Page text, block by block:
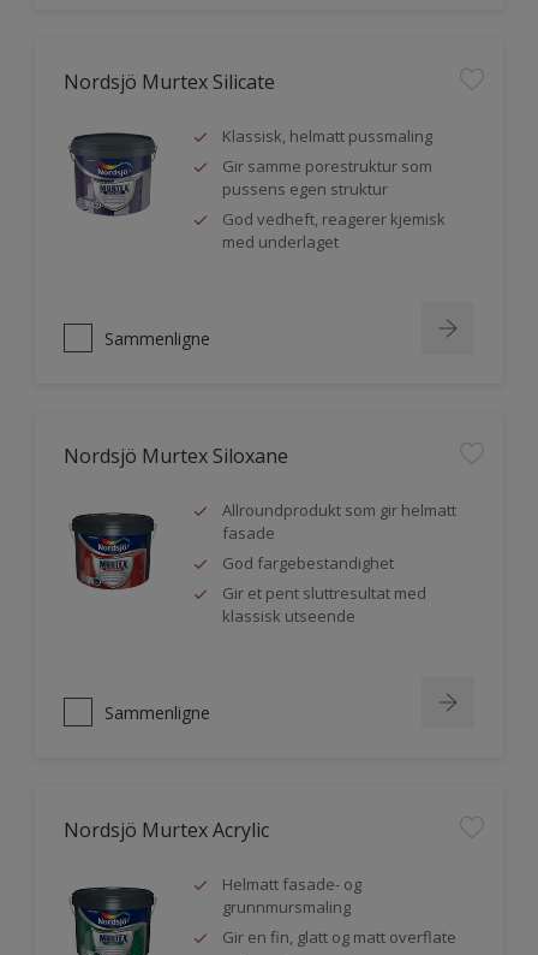
Nordsjö Murtex Silicate
Klassisk, helmatt pussmaling
Gir samme porestruktur som
pussens egen struktur
God vedheft, reagerer kjemisk
med underlaget
Sammenligne
Nordsjö Murtex Siloxane
Allroundprodukt som gir helmatt
fasade
God fargebestandighet
Gir et pent sluttresultat med
klassisk utseende
Sammenligne
Nordsjö Murtex Acrylic
Helmatt fasade- og
grunnmursmaling
Gir en fin, glatt og matt overflate